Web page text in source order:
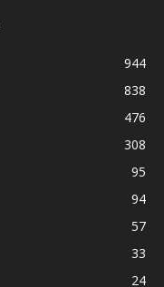
944
838
476
308
95
94
57
33
24